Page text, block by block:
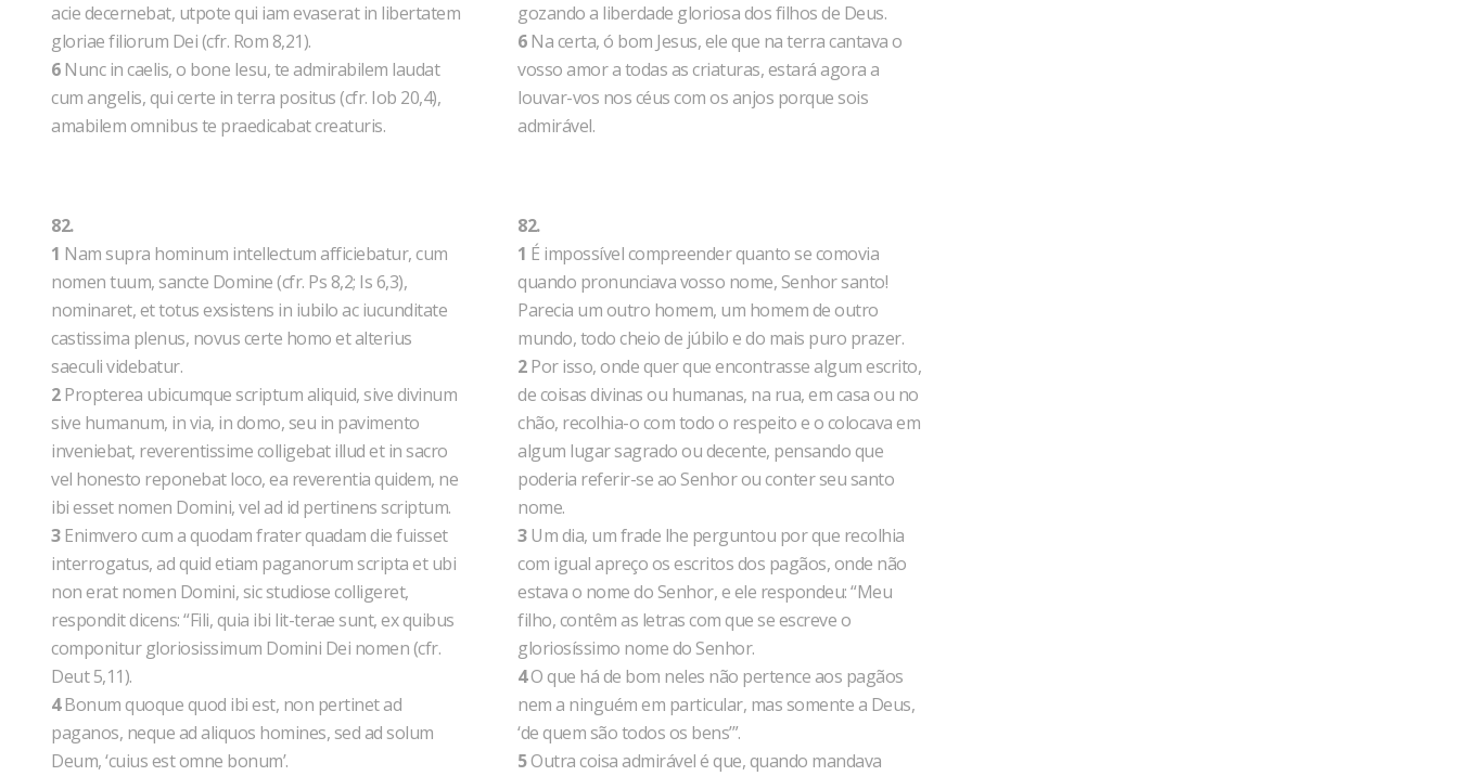
acie decernebat, utpote qui iam evaserat in libertatem
gloriae filiorum Dei (cfr. Rom 8,21).
6Nunc in caelis, o bone Iesu, te admirabilem laudat
cum angelis, qui certe in terra positus (cfr. Iob 20,4),
amabilem omnibus te praedicabat creaturis.
82.
1 Nam supra hominum intellectum afficiebatur, cum
nomen tuum, sancte Domine (cfr. Ps 8,2; Is 6,3),
nominaret, et totus exsistens in iubilo ac iucunditate
castissima plenus, novus certe homo et alterius
saeculi videbatur.
2Propterea ubicumque scriptum aliquid, sive divinum
sive humanum, in via, in domo, seu in pavimento
inveniebat, reverentissime colligebat illud et in sacro
vel honesto reponebat loco, ea reverentia quidem, ne
ibi esset nomen Domini, vel ad id pertinens scriptum.
3Enimvero cum a quodam frater quadam die fuisset
interrogatus, ad quid etiam paganorum scripta et ubi
non erat nomen Domini, sic studiose colligeret,
respondit dicens: “Fili, quia ibi lit-terae sunt, ex quibus
componitur gloriosissimum Domini Dei nomen (cfr.
Deut 5,11).
4Bonum quoque quod ibi est, non pertinet ad
paganos, neque ad aliquos homines, sed ad solum
Deum, ‘cuius est omne bonum’.
gozando a liberdade gloriosa dos filhos de Deus.
6Na certa, ó bom Jesus, ele que na terra cantava o
vosso amor a todas as criaturas, estará agora a
louvar-vos nos céus com os anjos porque sois
admirável.
82.
1 É impossível compreender quanto se comovia
quando pronunciava vosso nome, Senhor santo!
Parecia um outro homem, um homem de outro
mundo, todo cheio de júbilo e do mais puro prazer.
2Por isso, onde quer que encontrasse algum escrito,
de coisas divinas ou humanas, na rua, em casa ou no
chão, recolhia-o com todo o respeito e o colocava em
algum lugar sagrado ou decente, pensando que
poderia referir-se ao Senhor ou conter seu santo
nome.
3Um dia, um frade lhe perguntou por que recolhia
com igual apreço os escritos dos pagãos, onde não
estava o nome do Senhor, e ele respondeu: “Meu
filho, contêm as letras com que se escreve o
gloriosíssimo nome do Senhor.
4O que há de bom neles não pertence aos pagãos
nem a ninguém em particular, mas somente a Deus,
‘de quem são todos os bens’”.
5Outra coisa admirável é que, quando mandava